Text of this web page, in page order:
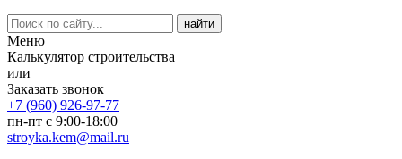
Меню
Калькулятор строительства
или
Заказать звонок
+7 (960) 926-97-77
пн-пт с 9:00-18:00
stroyka.kem@mail.ru